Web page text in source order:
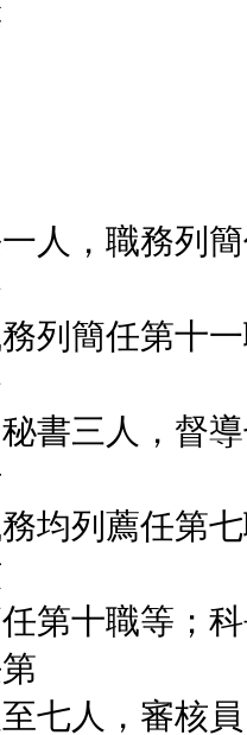
人，職務列
列簡任第十
書三人，督
均列薦任第
第十職等；
七人，審核